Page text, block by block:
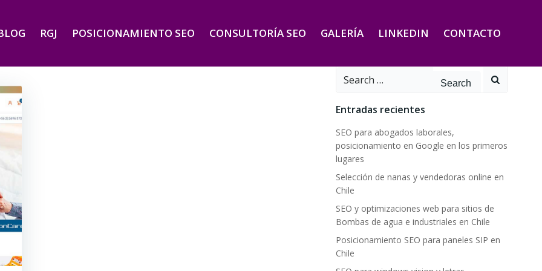
RGJ POSICIONAMIENTO SEO CONSULTORÍA SEO GALERÍA LINKEDIN CONTACTO
Search
Entradas recientes
SEO para abogados laborales,
posicionamiento en Google en los primeros
lugares
Selección de nanas y vendedoras online en
Chile
SEO y optimizaciones web para sitios de
Bombas de agua e industriales en Chile
Posicionamiento SEO para paneles SIP en
Chile